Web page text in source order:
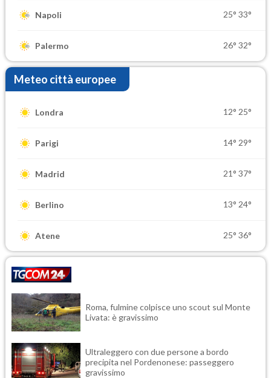
Napoli 25° 33°
Palermo 26° 32°
Meteo città europee
Londra 12° 25°
Parigi 14° 29°
Madrid 21° 37°
Berlino 13° 24°
Atene 25° 36°
Roma, fulmine colpisce uno scout sul Monte
Livata: è gravissimo
Ultraleggero con due persone a bordo
precipita nel Pordenonese: passeggero
gravissimo